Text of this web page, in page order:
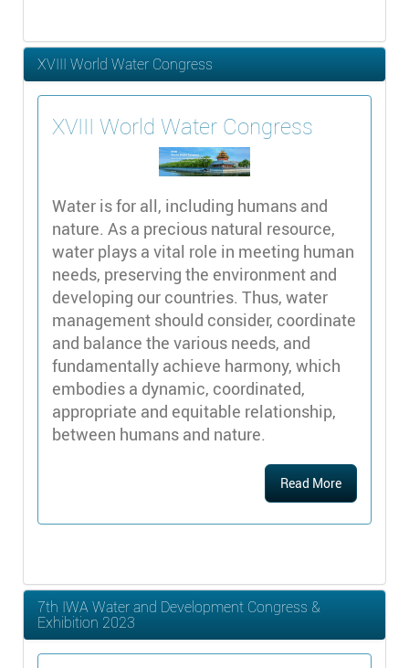
XVIII World Water Congress
XVIII World Water Congress
Water is for all, including humans and
nature. As a precious natural resource,
water plays a vital role in meeting human
needs, preserving the environment and
developing our countries. Thus, water
management should consider, coordinate
and balance the various needs, and
fundamentally achieve harmony, which
embodies a dynamic, coordinated,
appropriate and equitable relationship,
between humans and nature.
Read More
7th IWA Water and Development Congress &
Exhibition 2023